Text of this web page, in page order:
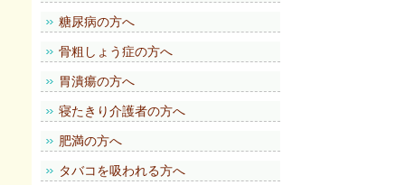
糖尿病の方へ
骨粗しょう症の方へ
胃潰瘍の方へ
寝たきり介護者の方へ
肥満の方へ
タバコを吸われる方へ